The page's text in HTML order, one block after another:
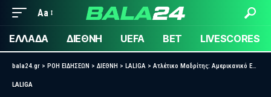
Aa
ΕΛΛΑΔΑ ΔΙΕΘΝΗ UEFA BET LIVESCORES
bala24.gr > ΡΟΗ ΕΙΔΗΣΕΩΝ > ΔΙΕΘΝΗ > LALIGA > Ατλέτικο Μαδρίτης: Αμερικανικό Επενδυτικό fund σε προχωρημένες διαπραγματεύσεις για αλλαγή ιδιοκτησίας
LALIGA